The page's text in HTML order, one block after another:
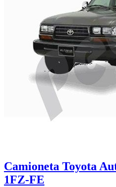
Camioneta Toyota
1FZ-FE